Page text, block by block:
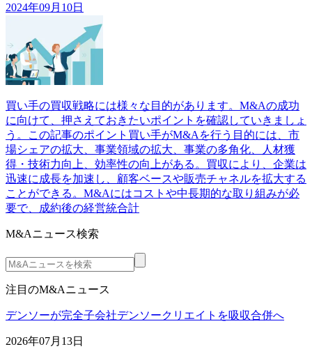
2024年09月10日
買い手の買収戦略には様々な目的があります。M&Aの成功
に向けて、押さえておきたいポイントを確認していきましょ
う。この記事のポイント買い手がM&Aを行う目的には、市
場シェアの拡大、事業領域の拡大、事業の多角化、人材獲
得・技術力向上、効率性の向上がある。買収により、企業は
迅速に成長を加速し、顧客ベースや販売チャネルを拡大する
ことができる。M&Aにはコストや中長期的な取り組みが必
要で、成約後の経営統合計
M&Aニュース検索
注目のM&Aニュース
デンソーが完全子会社デンソークリエイトを吸収合併へ
2026年07月13日